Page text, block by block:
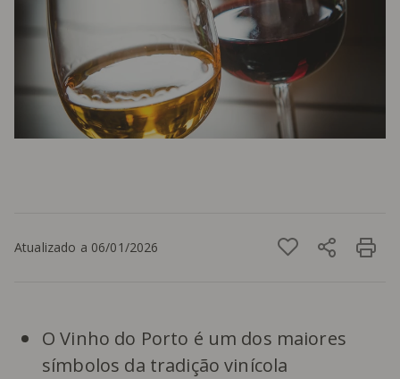
Atualizado a 06/01/2026
O Vinho do Porto é um dos maiores
símbolos da tradição vinícola